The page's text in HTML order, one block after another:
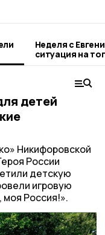
Неделя с
ситуация на
городе и
детей
Никифоровской
России
детскую
игровую
моя Россия!».